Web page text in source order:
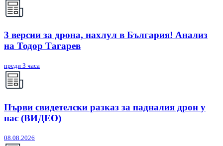
3 версии за дрона, нахлул в България! Анализ
на Тодор Тагарев
преди 3 часа
Първи свидетелски разказ за падналия дрон у
нас (ВИДЕО)
08.08.2026